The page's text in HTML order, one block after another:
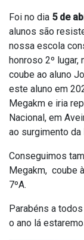
Foi no dia 5 de
alunos são
nossa escola
honroso 2º
coube ao aluno
este aluno em
Megakm e iria
Nacional, em
ao surgimento da
Conseguimos
Megakm, coube
7ºA.
Parabéns a
o ano lá